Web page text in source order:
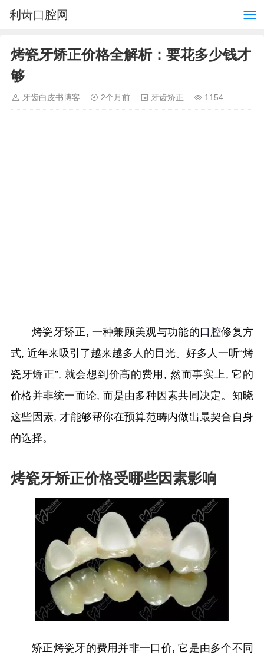
利齿口腔网
烤瓷牙矫正价格全解析：要花多少钱才
够
牙齿白皮书博客 2个月前 牙齿矫正 1154
烤瓷牙矫正, 一种兼顾美观与功能的口腔修复方
式, 近年来吸引了越来越多人的目光。好多人一听“烤
瓷牙矫正”, 就会想到价高的费用, 然而事实上, 它的
价格并非统一而论, 而是由多种因素共同决定。知晓
这些因素, 才能够帮你在预算范畴内做出最契合自身
的选择。
烤瓷牙矫正价格受哪些因素影响
矫正烤瓷牙的费用并非一口价, 它是由多个不同